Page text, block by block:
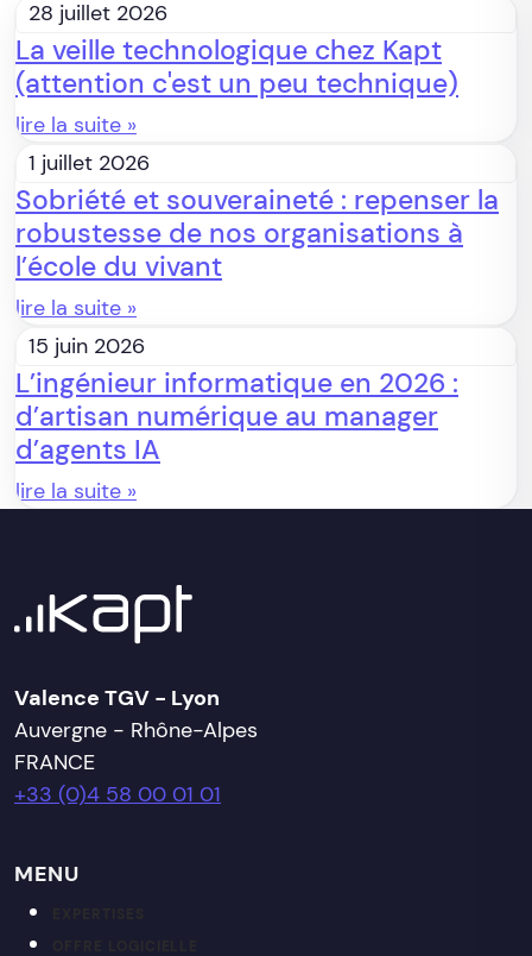
28 juillet 2026
La veille technologique chez Kapt
(attention c'est un peu technique)
lire la suite »
1 juillet 2026
Sobriété et souveraineté : repenser la
robustesse de nos organisations à
l’école du vivant
lire la suite »
15 juin 2026
L’ingénieur informatique en 2026 :
d’artisan numérique au manager
d’agents IA
lire la suite »
Valence TGV - Lyon
Auvergne - Rhône-Alpes
FRANCE
+33 (0)4 58 00 01 01
MENU